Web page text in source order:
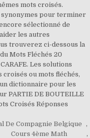
mots croisés.
pour terminer
sélectionné de
les autres
trouverez ci-dessous la
Mots Fléchés 20
Les solutions
croisés ou mots fléchés,
dictionnaire pour les
PARTIE DE BOUTEILLE
Croisés Réponses
De Compagnie Belgique
,
Cours 4ème Math ,